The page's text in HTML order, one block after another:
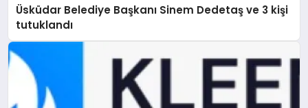
Üsküdar Belediye Başkanı Sinem Dedetaş ve 3 kişi
tutuklandı